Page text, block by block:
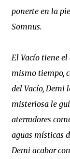
ponerte en la
Somnus.
El Vacío tiene
mismo tiempo,
del Vacío, Demi
misteriosa le
aterradores
aguas místicas
Demi acabar